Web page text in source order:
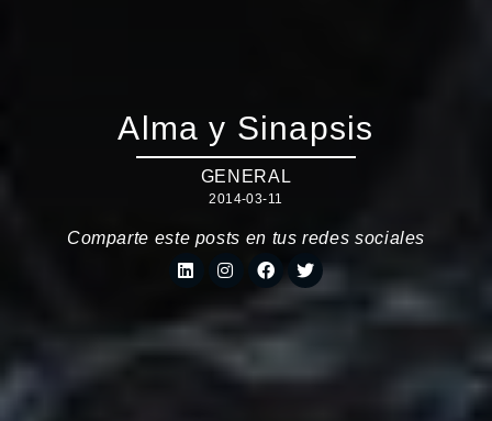
Alma y Sinapsis
GENERAL
2014-03-11
Comparte este posts en tus redes sociales